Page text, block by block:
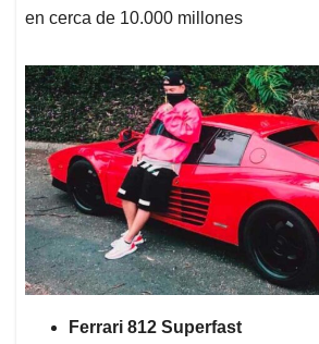
en cerca de 10.000 millones
Ferrari 812 Superfast